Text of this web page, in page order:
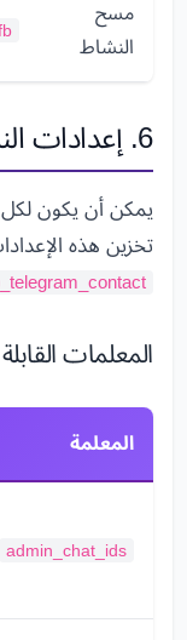
مسح
النشاط
6. إعدادات النموذج
يمكن أن يكون لكل
تخزين هذه
المعلمات
المعلمة
admin_chat_ids